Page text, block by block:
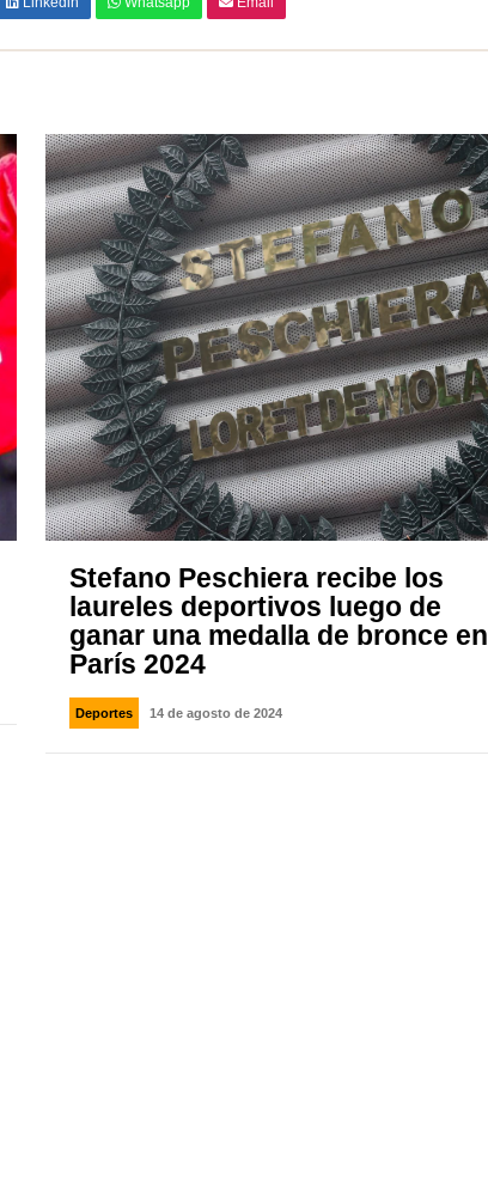
Stefano Peschiera recibe los
laureles deportivos luego de
ganar una medalla de bronce en
París 2024
Deportes 14 de agosto de 2024